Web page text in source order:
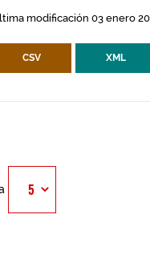
modificación 03 enero
CSV XML